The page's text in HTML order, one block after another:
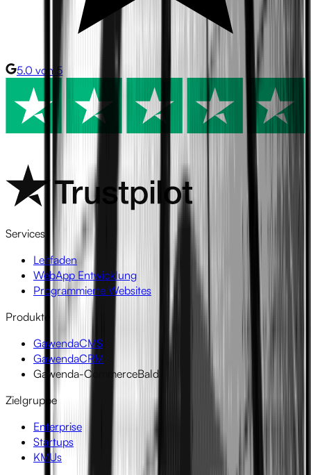
5.0 von 5
Services
Leitfaden
WebApp Entwicklung
Programmierte Websites
Produkte
GawendaCMS
GawendaCRM
Gawenda-CommerceBald
Zielgruppe
Enterprise
Startups
KMUs